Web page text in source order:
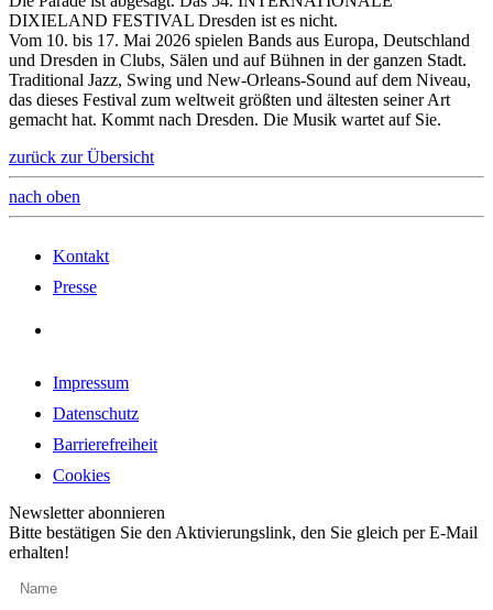
DIXIELAND FESTIVAL Dresden ist es nicht.
Vom 10. bis 17. Mai 2026 spielen Bands aus Europa, Deutschland
und Dresden in Clubs, Sälen und auf Bühnen in der ganzen Stadt.
Traditional Jazz, Swing und New-Orleans-Sound auf dem Niveau,
das dieses Festival zum weltweit größten und ältesten seiner Art
gemacht hat. Kommt nach Dresden. Die Musik wartet auf Sie.
zurück zur Übersicht
nach oben
Kontakt
Presse
Impressum
Datenschutz
Barrierefreiheit
Cookies
Newsletter abonnieren
Bitte bestätigen Sie den Aktivierungslink, den Sie gleich per E-Mail
erhalten!